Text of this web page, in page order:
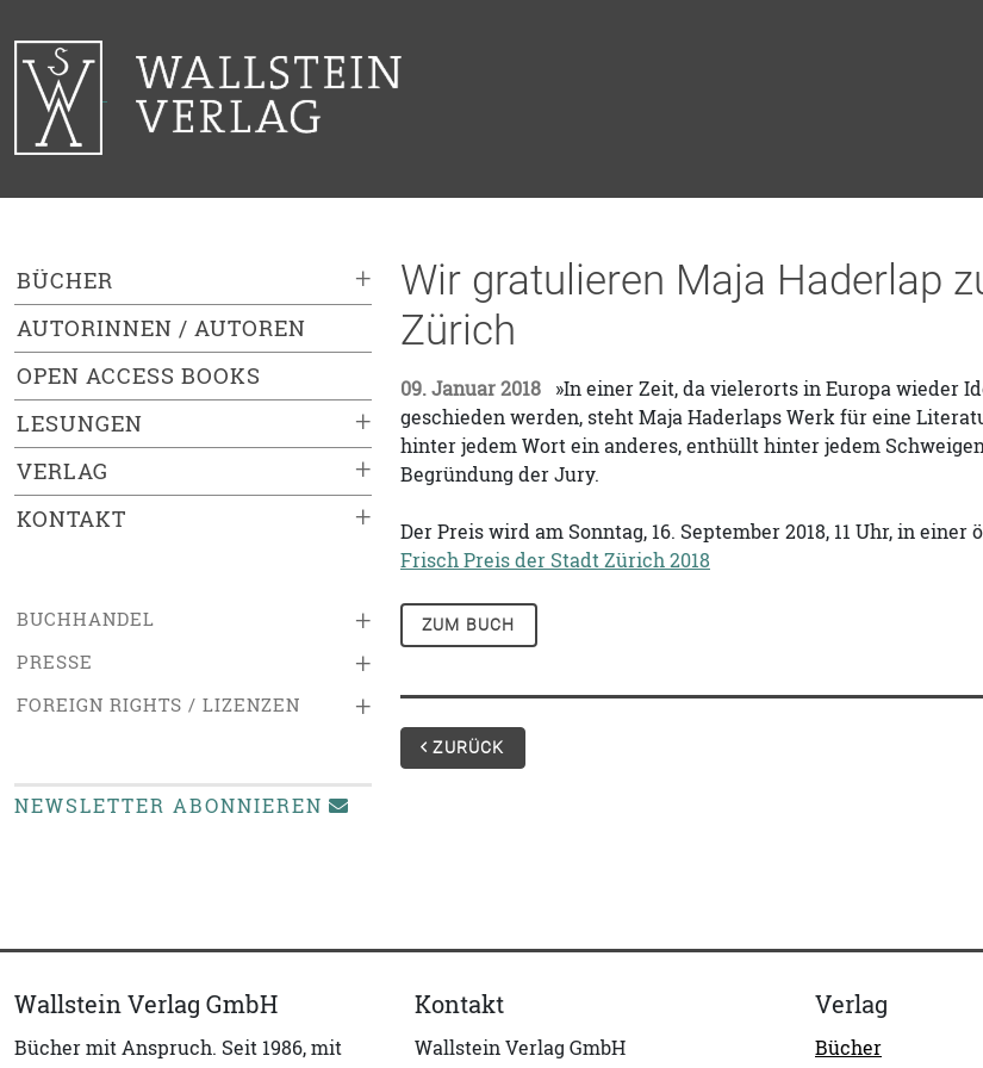
+
BÜCHER
AUTORINNEN / AUTOREN
OPEN ACCESS BOOKS
+
LESUNGEN
+
VERLAG
+
KONTAKT
+
BUCHHANDEL
+
PRESSE
+
FOREIGN RIGHTS / LIZENZEN
NEWSLETTER ABONNIEREN
Wir gratulieren Maja Haderlap
Zürich
09. Januar 2018 »In einer Zeit, da vielerorts in Europa wieder
geschieden werden, steht Maja Haderlaps Werk für eine
hinter jedem Wort ein anderes, enthüllt hinter jedem
Begründung der Jury.
Der Preis wird am Sonntag, 16. September 2018, 11 Uhr, in
Frisch Preis der Stadt Zürich 2018
ZUM BUCH
ZURÜCK
Wallstein Verlag GmbH
Bücher mit Anspruch. Seit 1986, mit
Kontakt
Wallstein Verlag GmbH
Verlag
Bücher